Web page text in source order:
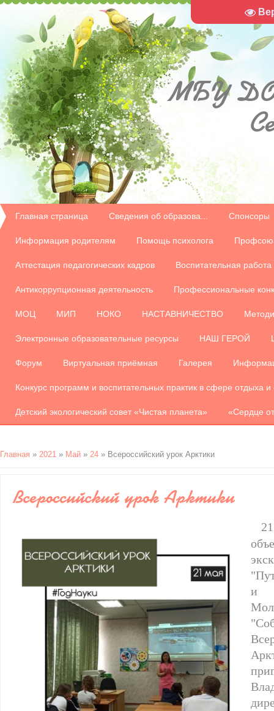
МБУ
Главная страница Сведения об образова... Спонсоры
Информация родителям Помощь психолога
Аттестация педагогических кадров Воспитательная работа
Антикоррупционная деятельность Профессиональные
МОЦ МИП НОКО НАСТАВНИЧЕСТВО
Электронные образовательные ресурсы НАШ ГЕРОЙ
Форум Виртуальная приёмная Галерея
Конкурс программ и воспитательных практик в сфере отдыха
Детский экологический совет «Чистая планета» «Сердце
Главная » 2021 » Май » 24 » Всероссийский урок Арктики
Всероссийский урок Арктики
и